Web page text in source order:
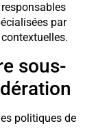
par
sous-
politiques de